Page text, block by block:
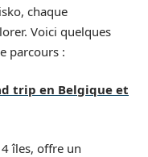
chaque
Voici quelques
parcours :
trip en Belgique et
îles, offre un